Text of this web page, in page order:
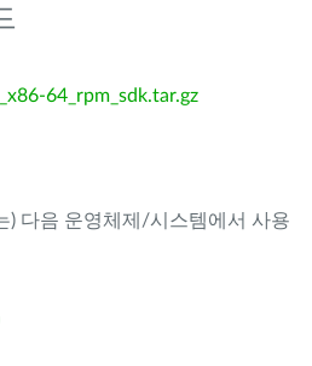
64_rpm_sdk.tar.gz
) 다음 운영체제/시스템에서 사용